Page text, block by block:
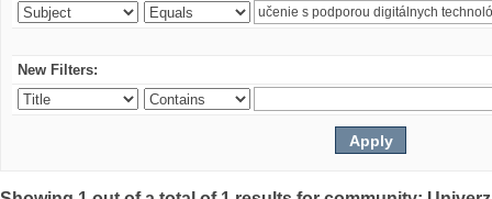
New Filters: